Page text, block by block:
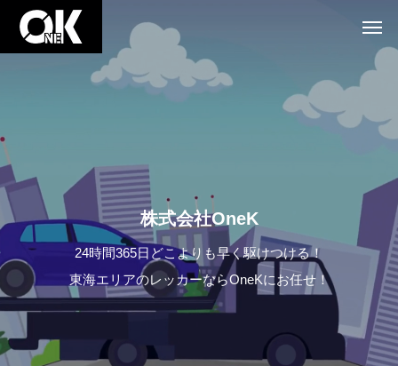
株式会社OneK
24時間365日どこよりも早く駆けつける！
東海エリアのレッカーならOneKにお任せ！